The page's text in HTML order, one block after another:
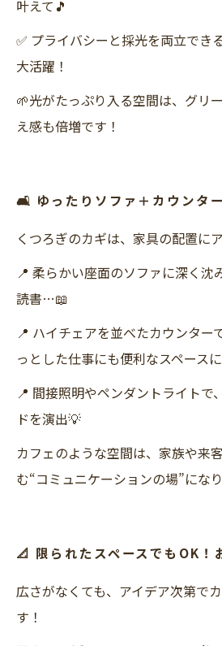
叶えて🎵
✅ プライバシーと採光を両立でき
大活躍！
🌱光がたっぷり入る空間は、グリ
え感も倍増です！
🛋 ゆったりソファ＋カウンタ
くつろぎのカギは、家具の配置に
📍 柔らかい座面のソファに深く沈
読書…📖
📍 ハイチェアを並べたカウンター
っとした仕事にも便利なスペース
📍 間接照明やペンダントライトで
ドを演出💡
カフェのような空間は、家族や来
む“コミュニケーションの場”にな
📐 限られたスペースでもOK！
広さがなくても、アイデア次第で
す！